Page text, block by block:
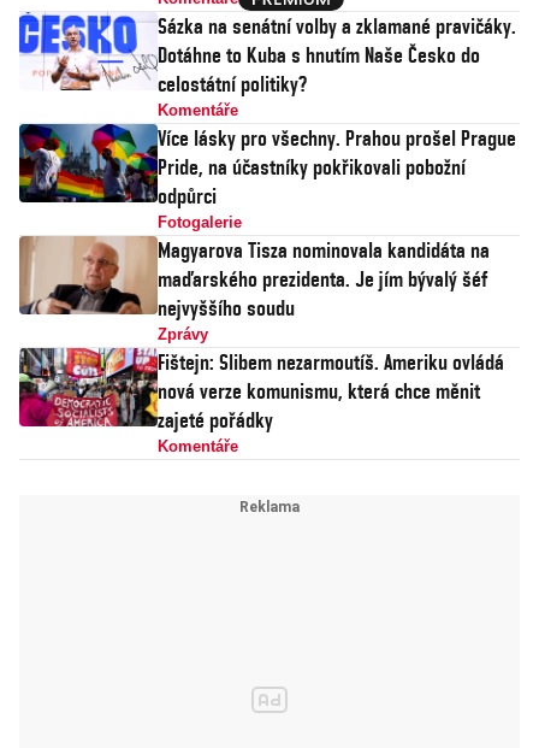
Sázka na senátní volby a zklamané pravičáky.
Dotáhne to Kuba s hnutím Naše Česko do
celostátní politiky?
Komentáře
Více lásky pro všechny. Prahou prošel Prague
Pride, na účastníky pokřikovali pobožní
odpůrci
Fotogalerie
Magyarova Tisza nominovala kandidáta na
maďarského prezidenta. Je jím bývalý šéf
nejvyššího soudu
Zprávy
Fištejn: Slibem nezarmoutíš. Ameriku ovládá
nová verze komunismu, která chce měnit
zajeté pořádky
Komentáře